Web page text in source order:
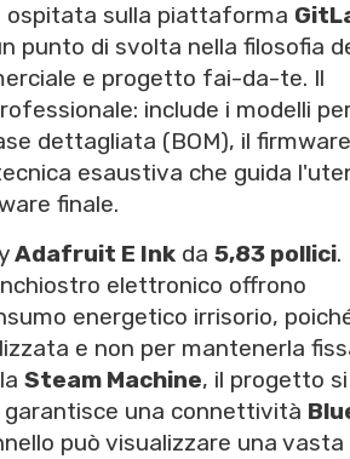
ospitata sulla piattaforma
punto di svolta nella filosofia
e progetto fai-da-te. Il
include i modelli
dettagliata (BOM), il firmware
esaustiva che guida
finale.
Adafruit E Ink da 5,83 pollici.
elettronico offrono
energetico irrisorio,
e non per mantenerla
Steam Machine, il progetto
garantisce una connettività
può visualizzare una vasta